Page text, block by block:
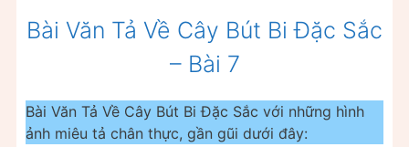
Bài Văn Tả Về Cây Bút Bi Đặc Sắc
– Bài 7
Bài Văn Tả Về Cây Bút Bi Đặc Sắc với những hình
ảnh miêu tả chân thực, gần gũi dưới đây: